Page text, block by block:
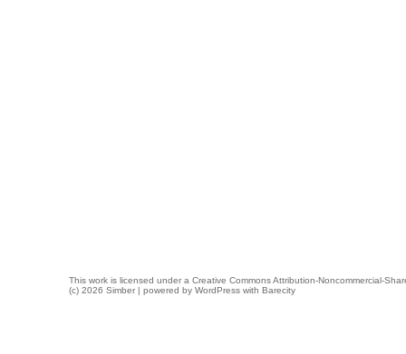
This work is licensed under a Creative Commons Attribution-Noncommercial-
(c) 2026 Simber | powered by WordPress with Barecity